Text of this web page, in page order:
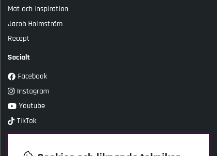
Mat och inspiration
Jacob Holmström
Recept
Socialt
Facebook
Instagram
Youtube
TikTok
Kundtjänst